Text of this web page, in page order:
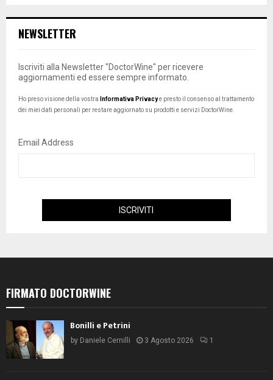
NEWSLETTER
Iscriviti alla Newsletter "DoctorWine" per ricevere
aggiornamenti ed essere sempre informato.
Ho preso visione della vostra Informativa Privacye presto il consenso al trattamento
dei miei dati personali per restare aggiornato su prodotti e servizi DoctorWine.
Email Address
FIRMATO DOCTORWINE
Bonilli e Petrini
by Daniele Cernilli 3 Agosto 2026 1